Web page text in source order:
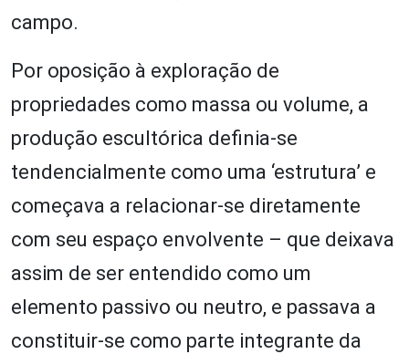
campo.
Por oposição à exploração de
propriedades como massa ou volume, a
produção escultórica definia-se
tendencialmente como uma ‘estrutura’ e
começava a relacionar-se diretamente
com seu espaço envolvente – que deixava
assim de ser entendido como um
elemento passivo ou neutro, e passava a
constituir-se como parte integrante da